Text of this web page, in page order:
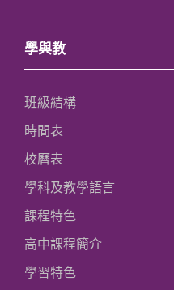
學與教
班級結構
時間表
校曆表
學科及教學語言
課程特色
高中課程簡介
學習特色